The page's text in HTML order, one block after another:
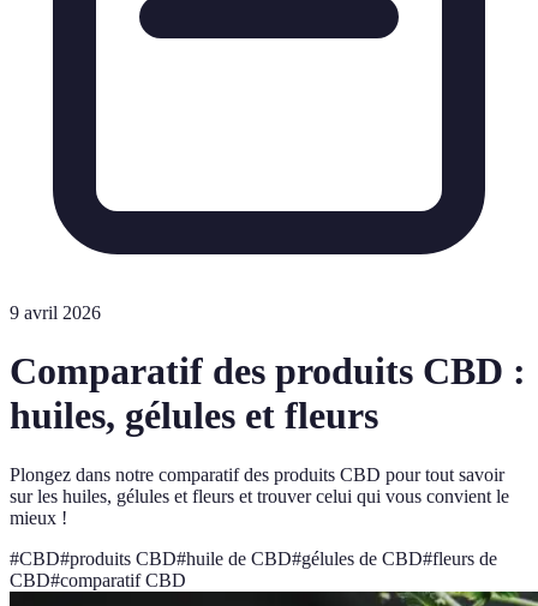
9 avril 2026
Comparatif des produits CBD :
huiles, gélules et fleurs
Plongez dans notre comparatif des produits CBD pour tout savoir
sur les huiles, gélules et fleurs et trouver celui qui vous convient le
mieux !
#CBD#produits CBD#huile de CBD#gélules de CBD#fleurs de
CBD#comparatif CBD